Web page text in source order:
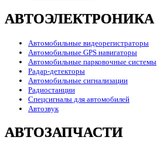
АВТОЭЛЕКТРОНИКА
Автомобильные видеорегистраторы
Автомобильные GPS навигаторы
Автомобильные парковочные системы
Радар-детекторы
Автомобильные сигнализации
Радиостанции
Спецсигналы для автомобилей
Автозвук
АВТОЗАПЧАСТИ